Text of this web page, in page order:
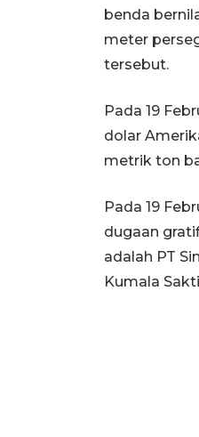
benda
meter
tersebut.
Pada 19
dolar
metrik ton
Pada 19
dugaan
adalah PT
Kumala